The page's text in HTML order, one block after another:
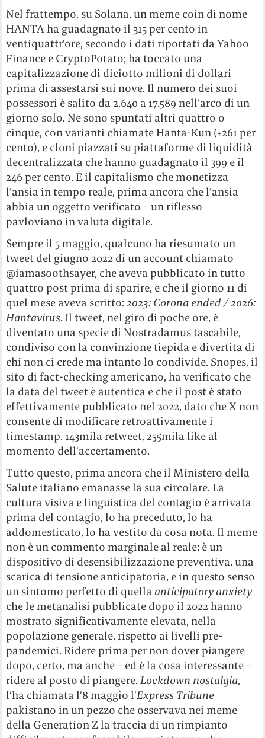
Nel frattempo, su Solana, un meme coin di nome
HANTA ha guadagnato il 315 per cento in
ventiquattr’ore, secondo i dati riportati da Yahoo
Finance e CryptoPotato; ha toccato una
capitalizzazione di diciotto milioni di dollari
prima di assestarsi sui nove. Il numero dei suoi
possessori è salito da 2.640 a 17.589 nell’arco di un
giorno solo. Ne sono spuntati altri quattro o
cinque, con varianti chiamate Hanta-Kun (+261 per
cento), e cloni piazzati su piattaforme di liquidità
decentralizzata che hanno guadagnato il 399 e il
246 per cento. È il capitalismo che monetizza
l’ansia in tempo reale, prima ancora che l’ansia
abbia un oggetto verificato – un riflesso
pavloviano in valuta digitale.
Sempre il 5 maggio, qualcuno ha riesumato un
tweet del giugno 2022 di un account chiamato
@iamasoothsayer, che aveva pubblicato in tutto
quattro post prima di sparire, e che il giorno 11 di
quel mese aveva scritto:2023: Corona ended / 2026:
Hantavirus. Il tweet, nel giro di poche ore, è
diventato una specie di Nostradamus tascabile,
condiviso con la convinzione tiepida e divertita di
chi non ci crede ma intanto lo condivide. Snopes, il
sito di fact-checking americano, ha verificato che
la data del tweet è autentica e che il post è stato
effettivamente pubblicato nel 2022, dato che X non
consente di modificare retroattivamente i
timestamp. 143mila retweet, 255mila like al
momento dell’accertamento.
Tutto questo, prima ancora che il Ministero della
Salute italiano emanasse la sua circolare. La
cultura visiva e linguistica del contagio è arrivata
prima del contagio, lo ha preceduto, lo ha
addomesticato, lo ha vestito da cosa nota. Il meme
non è un commento marginale al reale: è un
dispositivo di desensibilizzazione preventiva, una
scarica di tensione anticipatoria, e in questo senso
un sintomo perfetto di quella anticipatory anxiety
che le metanalisi pubblicate dopo il 2022 hanno
mostrato significativamente elevata, nella
popolazione generale, rispetto ai livelli pre-
pandemici. Ridere prima per non dover piangere
dopo, certo, ma anche – ed è la cosa interessante –
ridere al posto di piangere.Lockdown nostalgia,
l’ha chiamata l’8 maggio l’Express Tribune
pakistano in un pezzo che osservava nei meme
della Generation Z la traccia di un rimpianto